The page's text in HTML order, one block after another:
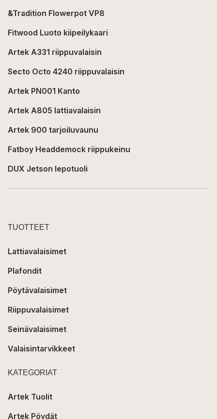
&Tradition Flowerpot VP8
Fitwood Luoto kiipeilykaari
Artek A331 riippuvalaisin
Secto Octo 4240 riippuvalaisin
Artek PN001 Kanto
Artek A805 lattiavalaisin
Artek 900 tarjoiluvaunu
Fatboy Headdemock riippukeinu
DUX Jetson lepotuoli
TUOTTEET
Lattiavalaisimet
Plafondit
Pöytävalaisimet
Riippuvalaisimet
Seinävalaisimet
Valaisintarvikkeet
KATEGORIAT
Artek Tuolit
Artek Pöydät